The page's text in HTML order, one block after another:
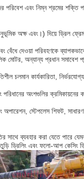
পরিবেশ এবং নিম্ন শ্রমের শক্তি
অক্ষ এবং।) দিয়ে ড্রিল ফ্রেম
বেঁধে দেওয়া পরিবহণকে
অন্যান্য প্রধান সমাবেশ
চলমান কার্যকারিতা,
অংশগুলির ক্রমিকায়নের
অপারেশন, স্টেপলেস শিফট,
সাথে ব্যবহার করা যেতে পারে যেমন
ড্রিলিং এবং ফলো-আপ কেসিং